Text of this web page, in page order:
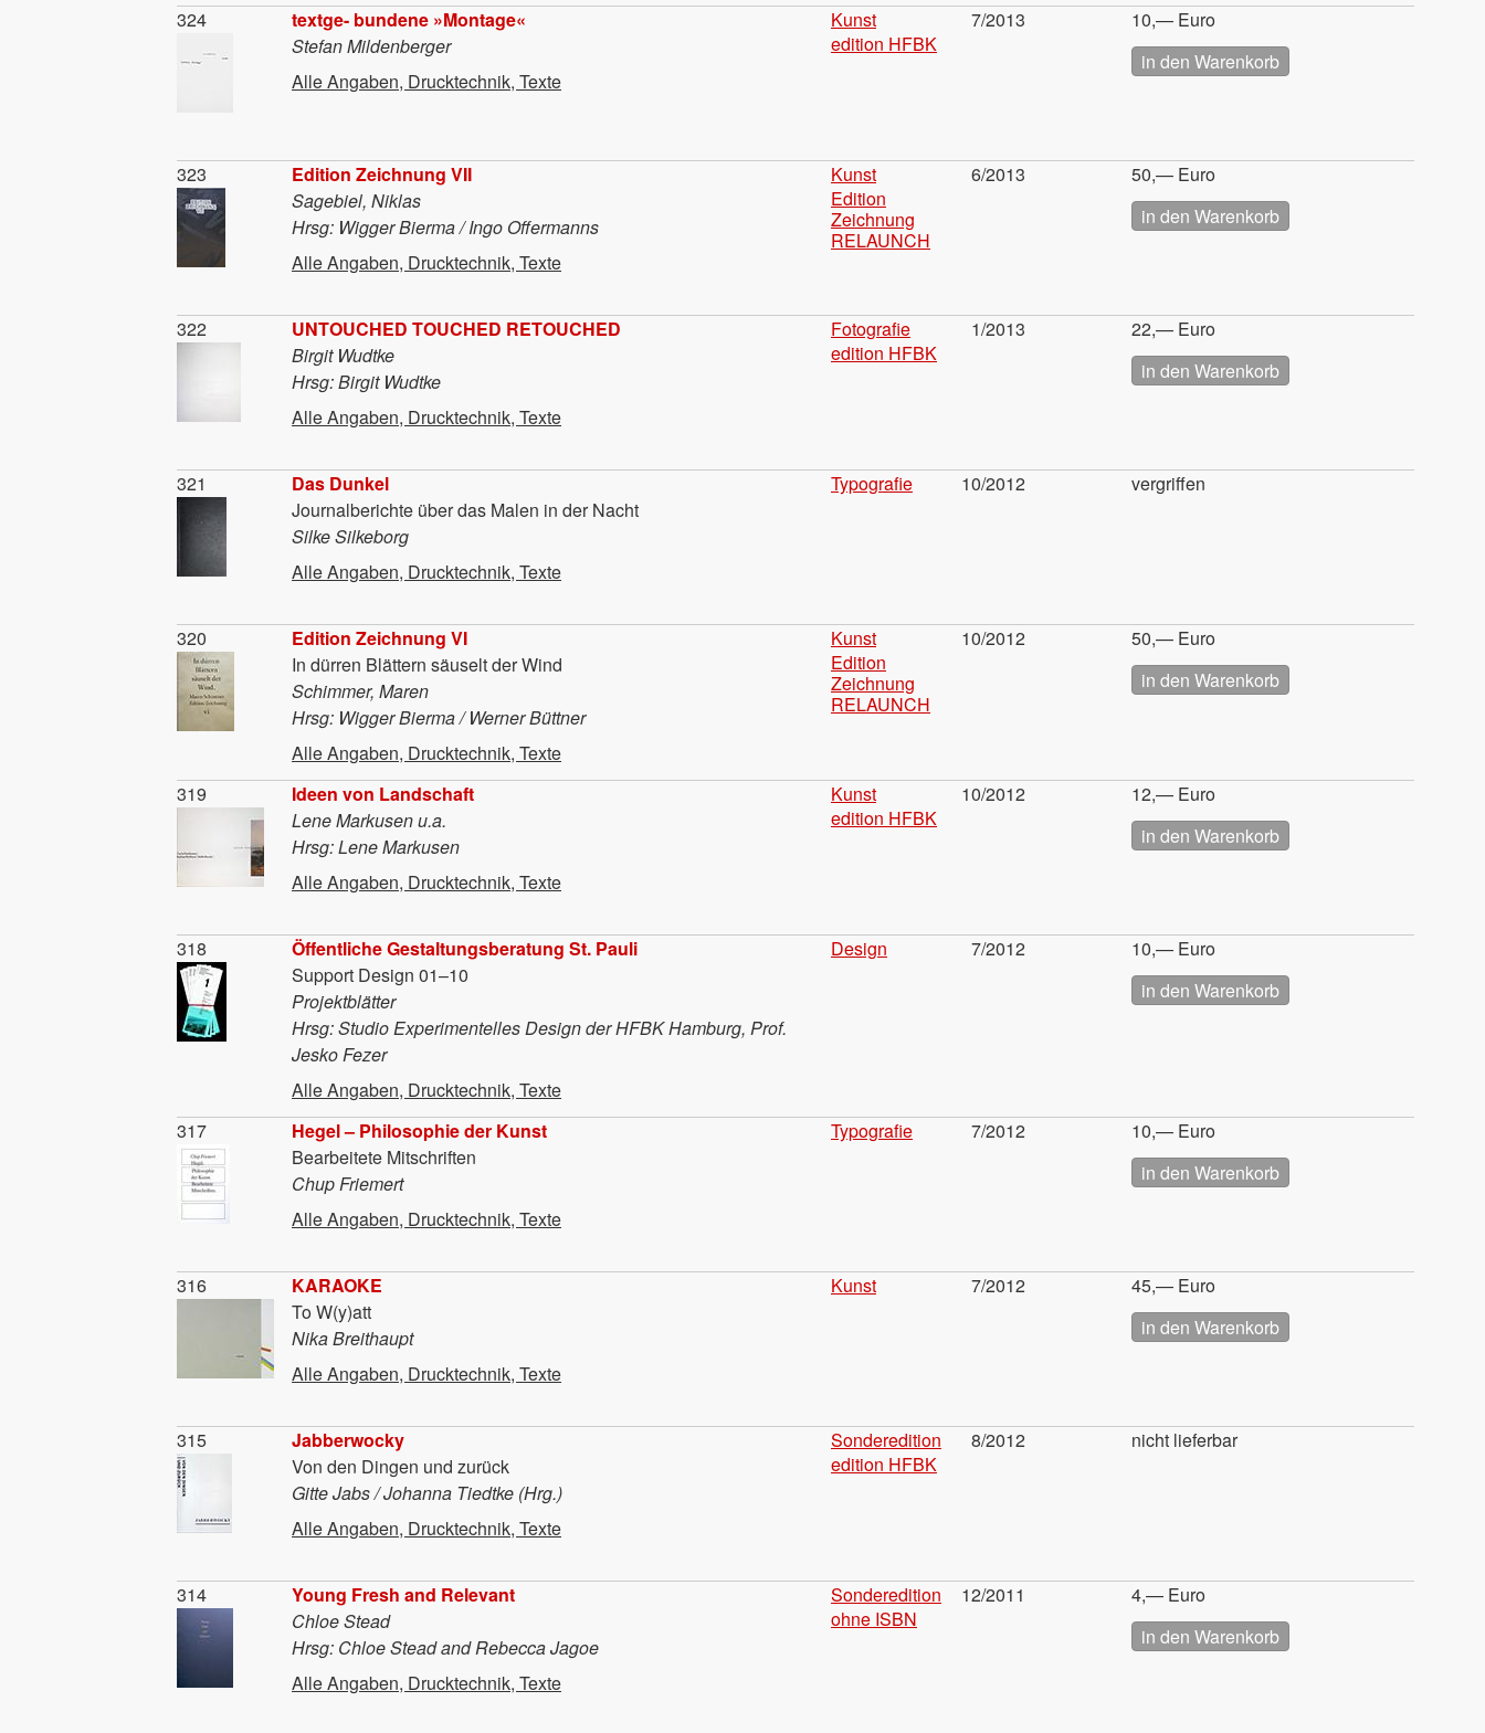
textge- bundene »Montage«
Material
324
Stefan Mildenberger
Alle Angaben, Drucktechnik, Texte
Kunst
edition HFBK
7/2013 10,— Euro
Edition Zeichnung VII
Material
323
Sagebiel, Niklas
Hrsg: Wigger Bierma / Ingo Offermanns
Alle Angaben, Drucktechnik, Texte
Kunst
Edition
Zeichnung
RELAUNCH
6/2013 50,— Euro
UNTOUCHED TOUCHED RETOUCHED
Material
322
Birgit Wudtke
Hrsg: Birgit Wudtke
Alle Angaben, Drucktechnik, Texte
Fotografie
edition HFBK
1/2013 22,— Euro
Das Dunkel
Journalberichte über das Malen in der Nacht
Material
321
Silke Silkeborg
Alle Angaben, Drucktechnik, Texte
Typografie 10/2012 vergriffen
Edition Zeichnung VI
In dürren Blättern säuselt der Wind
Material
320
Schimmer, Maren
Hrsg: Wigger Bierma / Werner Büttner
Alle Angaben, Drucktechnik, Texte
Kunst
Edition
Zeichnung
RELAUNCH
10/2012 50,— Euro
Ideen von Landschaft
Material
319
Lene Markusen u.a.
Hrsg: Lene Markusen
Alle Angaben, Drucktechnik, Texte
Kunst
edition HFBK
10/2012 12,— Euro
Öffentliche Gestaltungsberatung St. Pauli
Support Design 01–10
Material
318
Projektblätter
Hrsg: Studio Experimentelles Design der HFBK Hamburg, Prof.
Jesko Fezer
Alle Angaben, Drucktechnik, Texte
Design 7/2012 10,— Euro
Hegel – Philosophie der Kunst
Bearbeitete Mitschriften
Material
317
Chup Friemert
Alle Angaben, Drucktechnik, Texte
Typografie 7/2012 10,— Euro
KARAOKE
To W(y)att
Material
316
Nika Breithaupt
Alle Angaben, Drucktechnik, Texte
Kunst 7/2012 45,— Euro
Jabberwocky
Von den Dingen und zurück
Material
315
Gitte Jabs / Johanna Tiedtke (Hrg.)
Alle Angaben, Drucktechnik, Texte
Sonderedition
edition HFBK
8/2012 nicht lieferbar
Young Fresh and Relevant
Material
314
Chloe Stead
Hrsg: Chloe Stead and Rebecca Jagoe
Alle Angaben, Drucktechnik, Texte
Sonderedition
ohne ISBN
12/2011 4,— Euro